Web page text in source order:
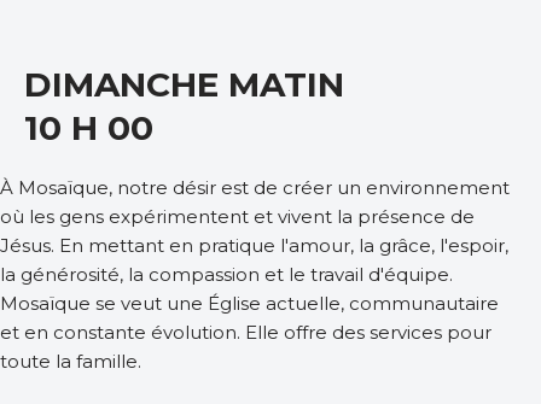
DIMANCHE MATIN
10 H 00
À Mosaïque, notre désir est de créer un environnement
où les gens expérimentent et vivent la présence de
Jésus. En mettant en pratique l'amour, la grâce, l'espoir,
la générosité, la compassion et le travail d'équipe.
Mosaïque se veut une Église actuelle, communautaire
et en constante évolution. Elle offre des services pour
toute la famille.